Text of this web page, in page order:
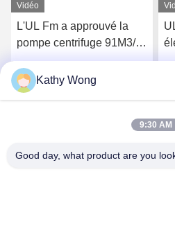
Vidéo
L'UL Fm a approuvé la
pompe centrifuge 91M3/H
134m de pompe à
pompes à incendie/eau
d'hôpital de cas actionné
la
Kathy Wong
9:30 AM
Good day, what product are you